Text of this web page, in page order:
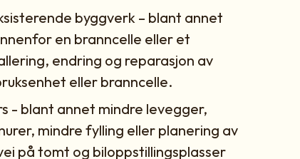
byggverk – blant annet
en branncelle eller et
endring og reparasjon av
eller branncelle.
- blant annet mindre levegger,
mindre fylling eller planering av
på tomt og biloppstillingsplasser